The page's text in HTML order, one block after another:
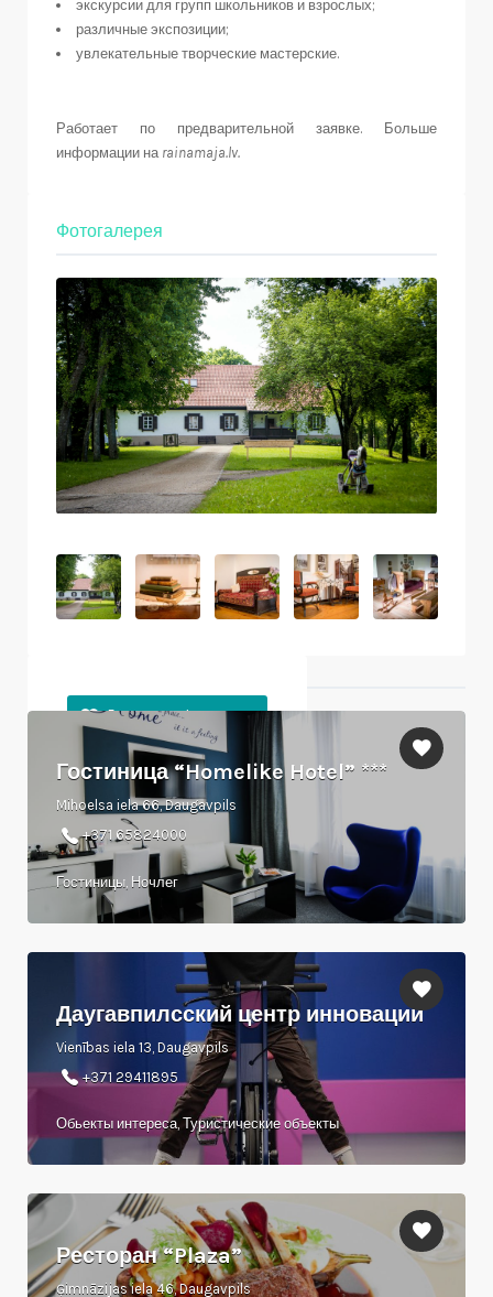
экскурсии для групп школьников и взрослых;
различные экспозиции;
увлекательные творческие мастерские.
Работает по предварительной заявке. Больше
информации на rainamaja.lv.
Фотогалерея
Гостиница “Homelike Hotel” ***
Mihoelsa iela 66, Daugavpils
+371 65824000
Гостиницы, Ночлег
Даугавпилсский центр инноваций
Vienības iela 13, Daugavpils
+371 29411895
Обьекты интереса, Туристические объекты
Ресторан “Plaza”
Ģimnāzijas iela 46, Daugavpils